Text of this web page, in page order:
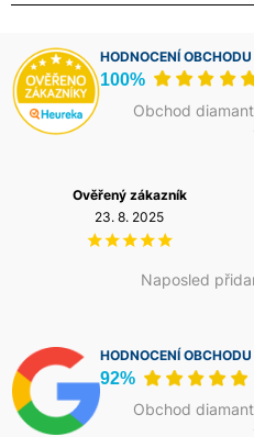
HODNOCENÍ OBCHODU
100%
Obchod
Naposled
Ověřený zákazník
23. 8. 2025
HODNOCENÍ OBCHODU
92%
Obchod